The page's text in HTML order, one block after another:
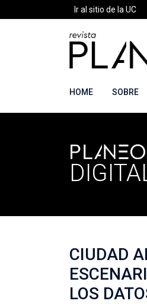
Ir al sitio de la UC
HOME SOBRE
PORTADA »
CIUDAD
LOS